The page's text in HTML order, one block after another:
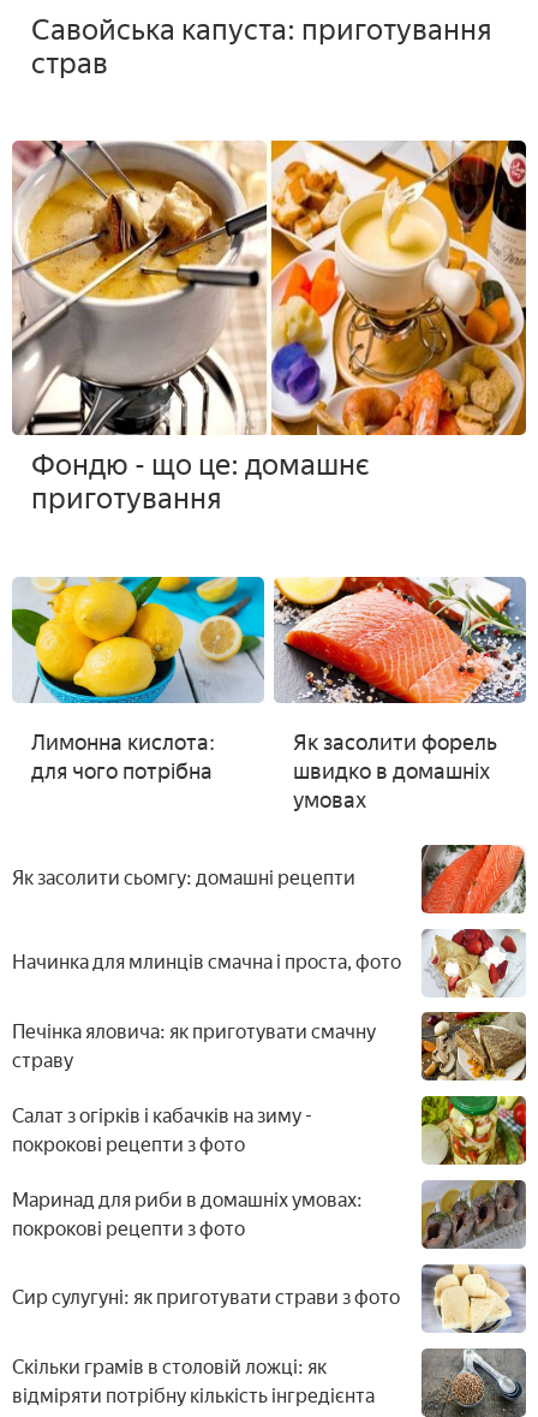
Савойська капуста: приготування
страв
Фондю - що це: домашнє
приготування
Лимонна кислота:
для чого потрібна
Як засолити форель
швидко в домашніх
умовах
Як засолити сьомгу: домашні рецепти
Начинка для млинців смачна і проста, фото
Печінка яловича: як приготувати смачну
страву
Салат з огірків і кабачків на зиму -
покрокові рецепти з фото
Маринад для риби в домашніх умовах:
покрокові рецепти з фото
Сир сулугуні: як приготувати страви з фото
Скільки грамів в столовій ложці: як
відміряти потрібну кількість інгредієнта